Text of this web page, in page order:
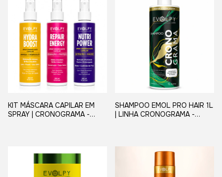
KIT MÁSCARA CAPILAR EM
SPRAY | CRONOGRAMA -
SHAMPOO EMOL PRO HAIR 1L
| LINHA CRONOGRAMA -